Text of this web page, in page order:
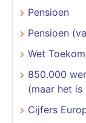
Pensioen
Pensioen
Wet
850.000
(maar het is
Cijfers